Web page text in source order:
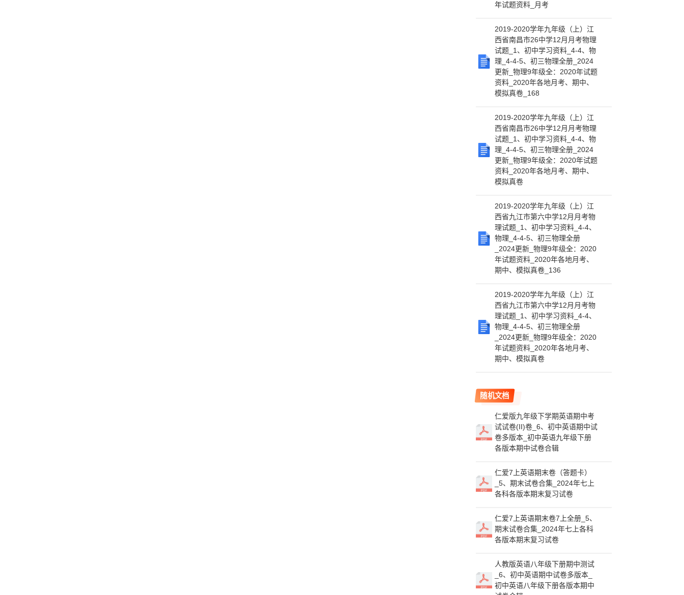
年试题资料_月考
2019-2020学年九年级（上）江
西省南昌市26中学12月月考物理
试题_1、初中学习资料_4-4、物
理_4-4-5、初三物理全册_2024
更新_物理9年级全：2020年试题
资料_2020年各地月考、期中、
模拟真卷_168
2019-2020学年九年级（上）江
西省南昌市26中学12月月考物理
试题_1、初中学习资料_4-4、物
理_4-4-5、初三物理全册_2024
更新_物理9年级全：2020年试题
资料_2020年各地月考、期中、
模拟真卷
2019-2020学年九年级（上）江
西省九江市第六中学12月月考物
理试题_1、初中学习资料_4-4、
物理_4-4-5、初三物理全册
_2024更新_物理9年级全：2020
年试题资料_2020年各地月考、
期中、模拟真卷_136
2019-2020学年九年级（上）江
西省九江市第六中学12月月考物
理试题_1、初中学习资料_4-4、
物理_4-4-5、初三物理全册
_2024更新_物理9年级全：2020
年试题资料_2020年各地月考、
期中、模拟真卷
随机文档
仁爱版九年级下学期英语期中考
试试卷(II)卷_6、初中英语期中试
卷多版本_初中英语九年级下册
各版本期中试卷合辑
仁爱7上英语期末卷（答题卡）
_5、期末试卷合集_2024年七上
各科各版本期末复习试卷
仁爱7上英语期末卷7上全册_5、
期末试卷合集_2024年七上各科
各版本期末复习试卷
人教版英语八年级下册期中测试
_6、初中英语期中试卷多版本_
初中英语八年级下册各版本期中